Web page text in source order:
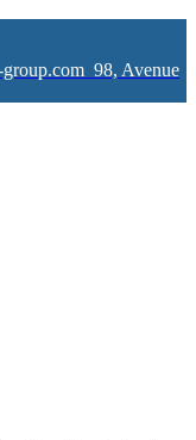
group.com 98, Avenue